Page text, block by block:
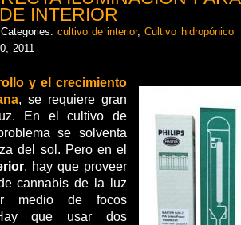
INTERIOR
cultivo de interior,Cultivo hidropónico
2011
y el crecimiento
, se requiere gran
En el cultivo de
se solventa
del sol. Pero en el
, hay que proveer
cannabis de la luz
medio de focos
que usar dos